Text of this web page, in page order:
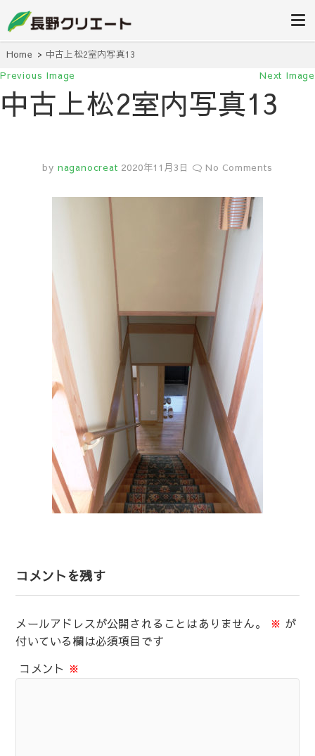
長野クリエ
ート
せください！
Home 中古上松2室内写真13
Previous Image Next Image
中古上松2室内写真13
by naganocreat 2020年11月3日 No Comments
コメントを残す
メールアドレスが公開されることはありません。 ※ が
付いている欄は必須項目です
コメント ※